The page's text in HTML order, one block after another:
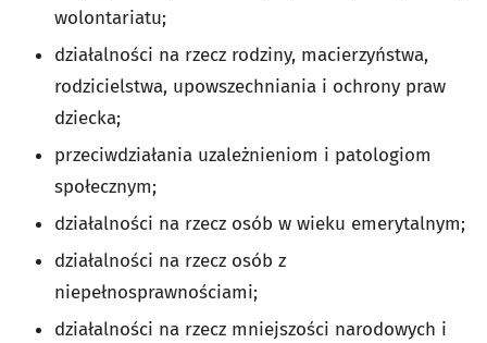
wolontariatu;
działalności na rzecz rodziny, macierzyństwa,
rodzicielstwa, upowszechniania i ochrony praw
dziecka;
przeciwdziałania uzależnieniom i patologiom
społecznym;
działalności na rzecz osób w wieku emerytalnym;
działalności na rzecz osób z
niepełnosprawnościami;
działalności na rzecz mniejszości narodowych i